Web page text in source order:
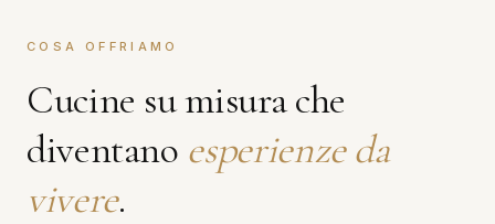
COSA OFFRIAMO
Cucine su misura che
diventano esperienze da
vivere.